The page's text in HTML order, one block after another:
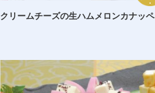
クリームチーズの生ハムメロンカナッペ